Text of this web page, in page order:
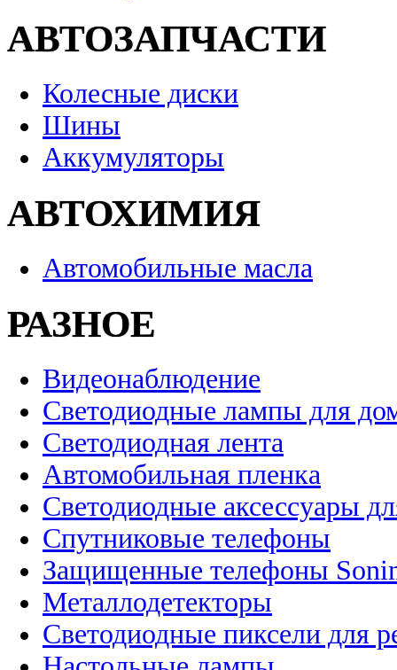
АВТОЗАПЧАСТИ
Колесные диски
Шины
Аккумуляторы
АВТОХИМИЯ
Автомобильные масла
РАЗНОЕ
Видеонаблюдение
Светодиодные лампы для
Светодиодная лента
Автомобильная пленка
Светодиодные аксессуары
Спутниковые телефоны
Защищенные телефоны
Металлодетекторы
Светодиодные пиксели для